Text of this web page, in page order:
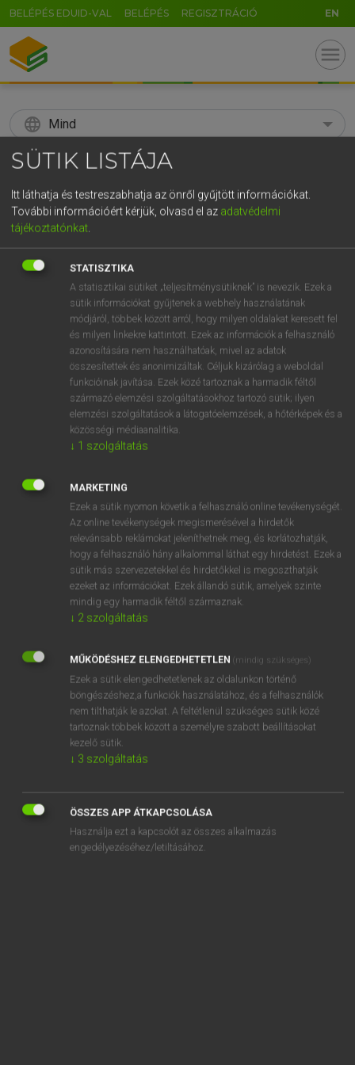
BELÉPÉS EDUID-VAL BELÉPÉS REGISZTRÁCIÓ EN
menu
language Mind
search
KERESÉS
Díjmentes angol szótár
fn röpcsi
⚲ speedbirdkeresése szótárainkban
DÍJMENTES ANGOL SZÓTÁR
speech therapist
speech therapy
speedbird
speedboat
speed-bug
SZOTAR.NET APPLIKÁCIÓ
ONLINE NYELVVIZSGA
SÜTIK LISTÁJA
Itt láthatja és testreszabhatja az önről gyűjtött információkat.
További információért kérjük, olvasd el az adatvédelmi
tájékoztatónkat
STATISZTIKA
A statisztikai sütiket „teljesítménysütiknek” is nevezik. Ezek a
sütik információkat gyűjtenek a webhely használatának
módjáról, többek között arról, hogy milyen oldalakat keresett fel
és milyen linkekre kattintott. Ezek az információk a felhasználó
azonosítására nem használhatóak, mivel az adatok
összesítettek és anonimizáltak. Céljuk kizárólag a weboldal
funkcióinak javítása. Ezek közé tartoznak a harmadik féltől
származó elemzési szolgáltatásokhoz tartozó sütik; ilyen
elemzési szolgáltatások a látogatóelemzések, a hőtérképek és a
közösségi médiaanalitika.
↓ 1 szolgáltatás
MARKETING
Ezek a sütik nyomon követik a felhasználó online tevékenységét.
Az online tevékenységek megismerésével a hirdetők
relevánsabb reklámokat jeleníthetnek meg, és korlátozhatják,
hogy a felhasználó hány alkalommal láthat egy hirdetést. Ezek a
sütik más szervezetekkel és hirdetőkkel is megoszthatják
ezeket az információkat. Ezek állandó sütik, amelyek szinte
mindig egy harmadik féltől származnak.
↓ 2 szolgáltatás
MŰKÖDÉSHEZ ELENGEDHETETLEN (mindig szükséges)
Ezek a sütik elengedhetetlenek az oldalunkon történő
böngészéshez,a funkciók használatához, és a felhasználók
nem tilthatják le azokat. A feltétlenül szükséges sütik közé
tartoznak többek között a személyre szabott beállításokat
kezelő sütik.
↓ 3 szolgáltatás
ÖSSZES APP ÁTKAPCSOLÁSA
Használja ezt a kapcsolót az összes alkalmazás
engedélyezéséhez/letiltásához.
GR
5 6 7 8 9 ö ü ó
r t z u i o p ő ú
k l ű
n m , . AltGr